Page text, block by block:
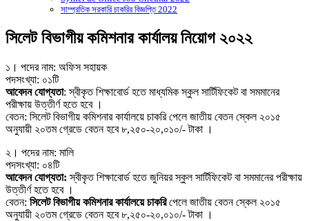
সাম্প্রতিক সরকারি চাকরির বিজ্ঞপ্তি 2022
সিলেট বিভাগীয় কমিশনার কার্যালয় নিয়োগ ২০২২
১। পদের নাম: অফিস সহায়ক
পদসংখ্যা: ০১টি
আবেদন যোগ্যতা: স্বীকৃত শিক্ষাবাের্ড হতে মাধ্যমিক স্কুল সার্টিফিকেট বা সমমানের
পরীক্ষায় উত্তীর্ণ হতে হবে ।
বেতন: সিলেট বিভাগীয় কমিশনার কার্যালয়ে চাকরি পেলে জাতীয় বেতন স্কেল ২০১৫
অনুযায়ী ২০তম গ্রেডে বেতন হবে ৮,২৫০-২০,০১০/- টাকা ।
২। পদের নাম: মালি
পদসংখ্যা: ০৪টি
আবেদন যোগ্যতা: স্বীকৃত শিক্ষাবাের্ড হতে জুনিয়র স্কুল সার্টিফিকেট বা সমমানের পরীক্ষায়
উত্তীর্ণ হতে হবে ।
বেতন: সিলেট বিভাগীয় কমিশনার কার্যালয়ে চাকরিপেলে জাতীয় বেতন স্কেল ২০১৫
অনুযায়ী ২০তম গ্রেডে বেতন হবে ৮,২৫০-২০,০১০/- টাকা ।